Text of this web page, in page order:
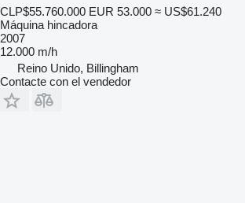
CLP$55.760.000 EUR 53.000 ≈ US$61.240
Máquina hincadora
2007
12.000 m/h
Reino Unido, Billingham
Contacte con el vendedor